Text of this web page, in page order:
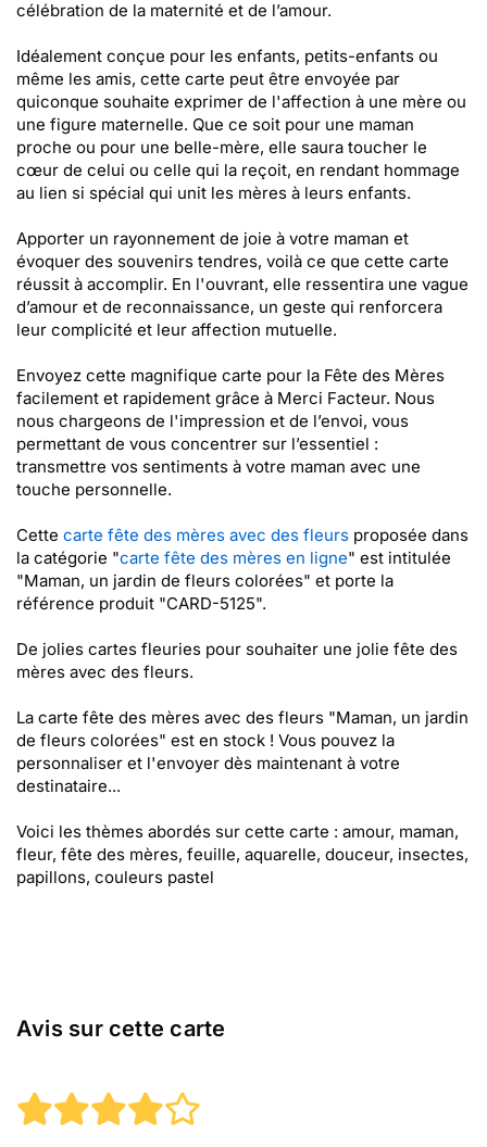
célébration de la maternité et de l’amour.
Idéalement conçue pour les enfants, petits-enfants ou
même les amis, cette carte peut être envoyée par
quiconque souhaite exprimer de l'affection à une mère ou
une figure maternelle. Que ce soit pour une maman
proche ou pour une belle-mère, elle saura toucher le
cœur de celui ou celle qui la reçoit, en rendant hommage
au lien si spécial qui unit les mères à leurs enfants.
Apporter un rayonnement de joie à votre maman et
évoquer des souvenirs tendres, voilà ce que cette carte
réussit à accomplir. En l'ouvrant, elle ressentira une vague
d’amour et de reconnaissance, un geste qui renforcera
leur complicité et leur affection mutuelle.
Envoyez cette magnifique carte pour la Fête des Mères
facilement et rapidement grâce à Merci Facteur. Nous
nous chargeons de l'impression et de l’envoi, vous
permettant de vous concentrer sur l’essentiel :
transmettre vos sentiments à votre maman avec une
touche personnelle.
Cette carte fête des mères avec des fleurs proposée dans
la catégorie "carte fête des mères en ligne" est intitulée
"Maman, un jardin de fleurs colorées" et porte la
référence produit "CARD-5125".
De jolies cartes fleuries pour souhaiter une jolie fête des
mères avec des fleurs.
La carte fête des mères avec des fleurs "Maman, un jardin
de fleurs colorées" est en stock ! Vous pouvez la
personnaliser et l'envoyer dès maintenant à votre
destinataire...
Voici les thèmes abordés sur cette carte : amour, maman,
fleur, fête des mères, feuille, aquarelle, douceur, insectes,
papillons, couleurs pastel
Avis sur cette carte